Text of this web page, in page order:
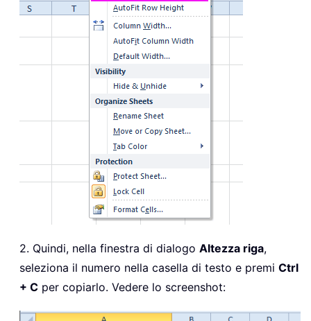
2. Quindi, nella finestra di dialogo Altezza riga,
seleziona il numero nella casella di testo e premi Ctrl
+ C per copiarlo. Vedere lo screenshot: